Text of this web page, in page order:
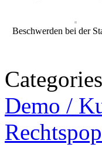
Beschwerden bei der
Demo /